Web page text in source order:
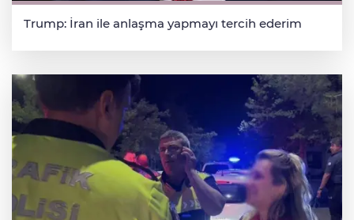
Trump: İran ile anlaşma yapmayı tercih ederim